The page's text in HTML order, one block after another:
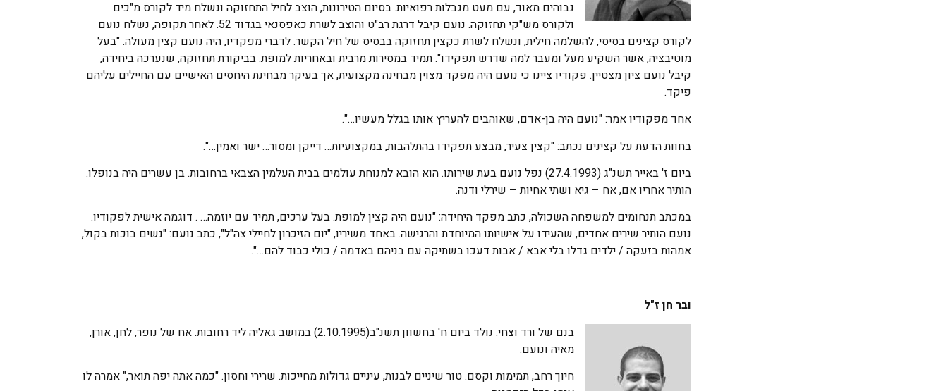
גבוהים מאוד, עם מעט מגבלות רפואיות. בסיום הטירונות, הוצב לחיל התחזוקה ונשלח מיד לקורס מ"כים
ולקורס מש"קי תחזוקה. נועם קיבל דרגת רב"ט והוצב לשרת כאפסנאי בגדוד 52. לאחר תקופה, נשלח נועם
לקורס קצינים בסיסי, להשלמה חילית, ונשלח לשרת כקצין תחזוקה בבסיס של חיל הקשר. לדברי מפקדיו, היה נועם קצין מעולה. "בעל
מוטיבציה, אשר השקיע מעל ומעבר למה שדרש תפקידו". תמיד במסירות מרבית ובאחריות למופת. בביקורת תחזוקה, שנערכה ביחידה,
קיבל נועם ציון מצטיין. פקודיו ציינו כי נועם היה מפקד מצוין מבחינה מקצועית, אך בעיקר מבחינת היחסים האישיים עם החיילים עליהם
פיקד.
אחד מפקודיו אמר: "נועם היה בן-אדם, שאוהבים להעריץ אותו בגלל מעשיו…".
בחוות הדעת על קצינים נכתב: "קצין צעיר, מבצע תפקידו בהתלהבות, במקצועיות… דייקן ומסור… ישר ואמין…".
ביום ז' באייר תשנ"ג (27.4.1993) נפל נועם בעת שירותו. הוא הובא למנוחת עולמים בבית העלמין הצבאי ברחובות. בן עשרים היה בנופלו.
הותיר אחריו אם, אח – גיא ושתי אחיות – שירלי ודנה.
במכתב תנחומים למשפחה השכולה, כתב מפקד היחידה: "נועם היה קצין למופת. בעל ערכים, תמיד עם יוזמה… . דוגמה אישית לפקודיו.
נועם הותיר שירים אחדים, שהעידו על אישיותו המיוחדת והרגישה. באחד משיריו, "יום הזיכרון לחיילי צה"ל", כתב נועם: "נשים בוכות בקול,
אמהות בזעקה / ילדים גדלו בלי אבא / אבות דעכו בשתיקה עם בניהם באדמה / כולי כבוד להם…".
ובר חן ז"ל
בנם של ורד וצחי. נולד ביום ח' בחשוון תשנ"ב(2.10.1995) במושב גאליה ליד רחובות. אח של נופר, לחן, אורן,
מאיה ונועם.
חיוך רחב, תמימות וקסם. טור שיניים לבנות, עיניים גדולות מחייכות. שרירי וחסון. "כמה אתה יפה תואר," אמרה לו